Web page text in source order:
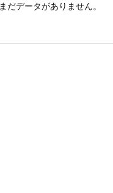
まだデータがありません。